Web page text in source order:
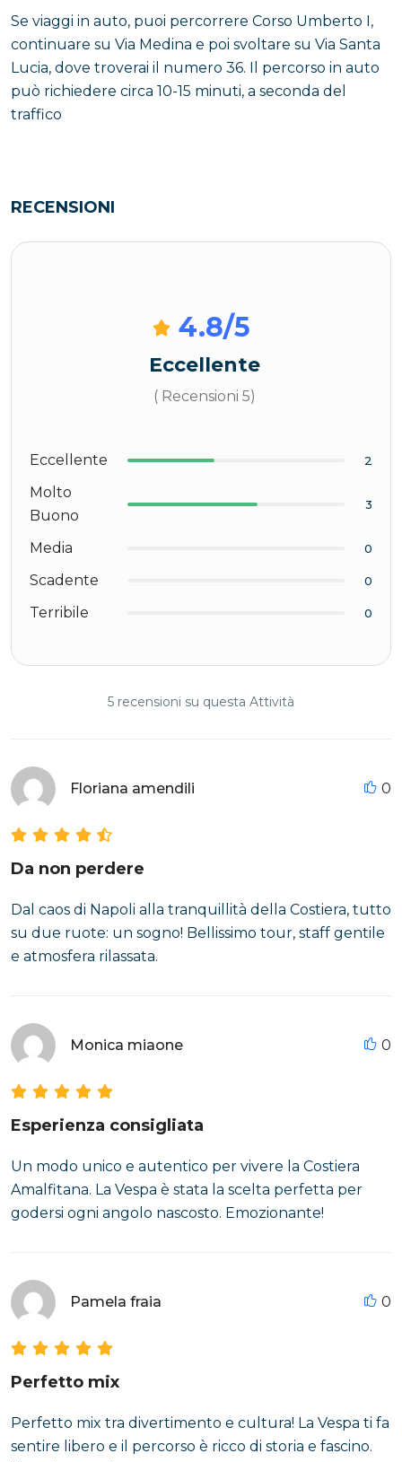
Se viaggi in auto, puoi percorrere Corso Umberto I,
continuare su Via Medina e poi svoltare su Via Santa
Lucia, dove troverai il numero 36. Il percorso in auto
può richiedere circa 10-15 minuti, a seconda del
traffico
RECENSIONI
4.8/5
Eccellente
( Recensioni 5)
Eccellente 2
Molto
Buono
3
Media 0
Scadente 0
Terribile 0
5 recensioni su questa Attività
Floriana amendili 0
Da non perdere
Dal caos di Napoli alla tranquillità della Costiera, tutto
su due ruote: un sogno! Bellissimo tour, staff gentile
e atmosfera rilassata.
Monica miaone 0
Esperienza consigliata
Un modo unico e autentico per vivere la Costiera
Amalfitana. La Vespa è stata la scelta perfetta per
godersi ogni angolo nascosto. Emozionante!
Pamela fraia 0
Perfetto mix
Perfetto mix tra divertimento e cultura! La Vespa ti fa
sentire libero e il percorso è ricco di storia e fascino.